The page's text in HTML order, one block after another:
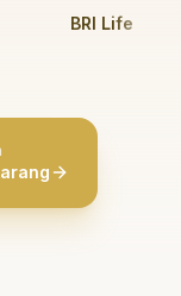
BRI Life